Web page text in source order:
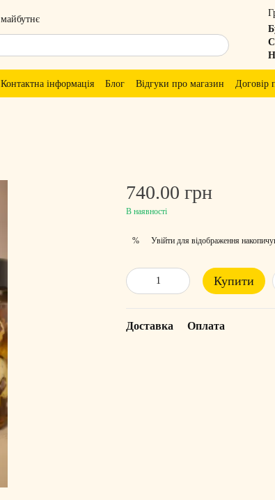
Контактна інформація Блог Відгуки про магазин Договір
740.00 грн
В наявності
% Увійти для відображення
Купити
Доставка Оплата